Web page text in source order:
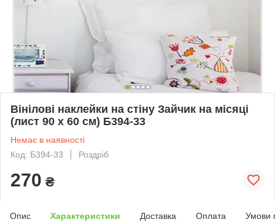
Вінілові наклейки на стіну Зайчик на місяці
(лист 90 х 60 см) Б394-33
Немає в наявності
Код: Б394-33
Роздріб
270 ₴
Опис Характеристики Доставка Оплата Умови